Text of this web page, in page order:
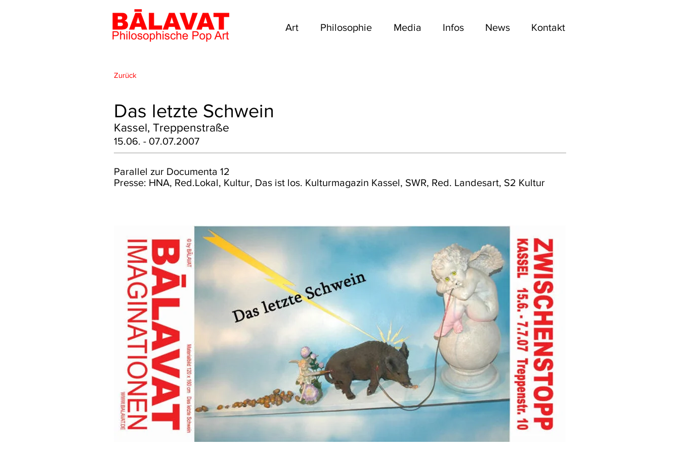
Art Philosophie Media Infos News Kontakt
Zurück
Das letzte Schwein
Kassel, Treppenstraße
15.06. - 07.07.2007
Parallel zur Documenta 12
Presse: HNA, Red.Lokal, Kultur, Das ist los. Kulturmagazin Kassel, SWR, Red. Landesart, S2 Kultur